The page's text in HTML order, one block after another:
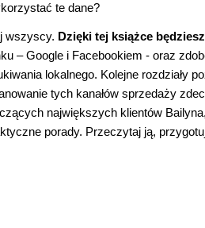
te dane?
wszyscy. Dzięki tej książce
– Google i Facebookiem - oraz
lokalnego. Kolejne rozdziały
tych kanałów sprzedaży
największych klientów
porady. Przeczytaj ją,